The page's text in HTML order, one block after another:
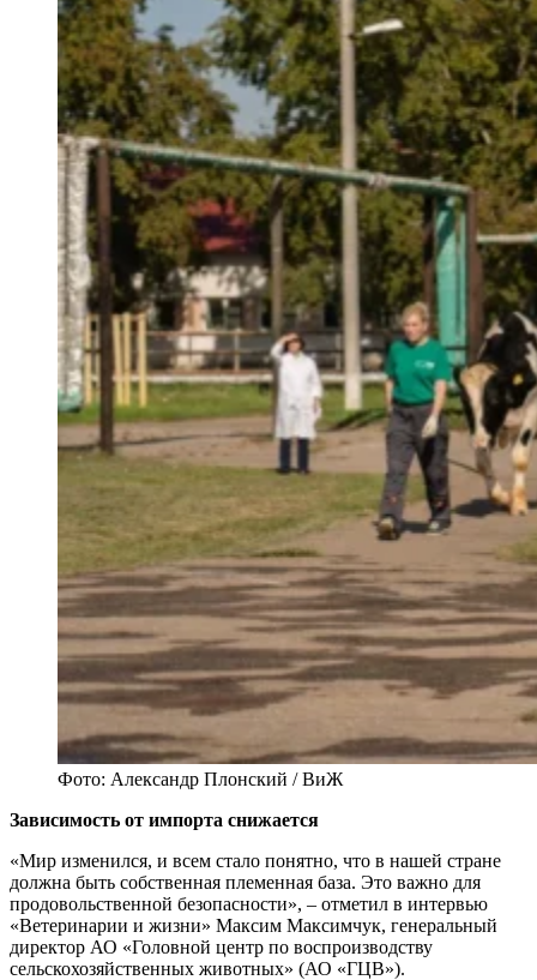
Фото: Александр Плонский / ВиЖ
Зависимость от импорта снижается
«Мир изменился, и всем стало понятно, что в нашей стране
должна быть собственная племенная база. Это важно для
продовольственной безопасности», – отметил в интервью
«Ветеринарии и жизни» Максим Максимчук, генеральный
директор АО «Головной центр по воспроизводству
сельскохозяйственных животных» (АО «ГЦВ»).